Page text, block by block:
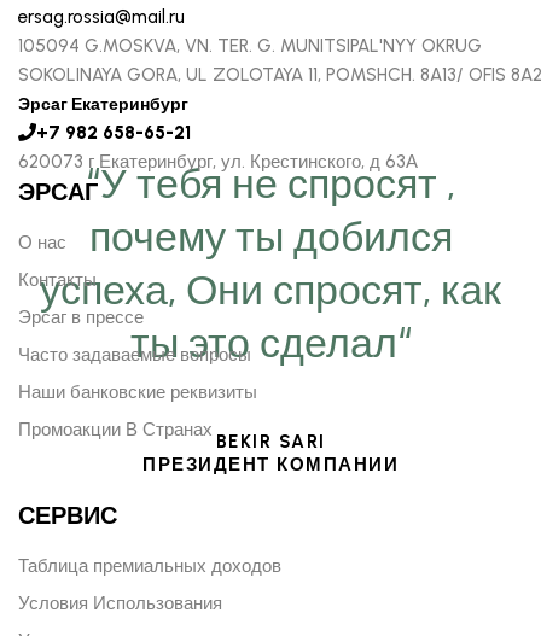
“У тебя не спросят ,
почему ты добился
успеха, Они спросят, как
ты это сделал“
BEKIR SARI
ПРЕЗИДЕНТ КОМПАНИИ
ersag.rossia@mail.ru
105094 G.MOSKVA, VN. TER. G. MUNITSIPAL'NYY OKRUG
SOKOLINAYA GORA, UL ZOLOTAYA 11, POMSHCH. 8A13/ OFIS
Эрсаг Екатеринбург
+7 982 658-65-21
620073 г Екатеринбург, ул. Крестинского, д 63А
ЭРСАГ
О нас
Контакты
Эрсаг в прессе
Часто задаваемые вопросы
Наши банковские реквизиты
Промоакции В Странах
СЕРВИС
Таблица премиальных доходов
Условия Использования